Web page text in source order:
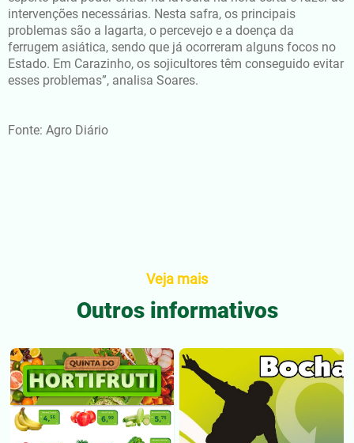
intervenções necessárias. Nesta safra, os principais
problemas são a lagarta, o percevejo e a doença da
ferrugem asiática, sendo que já ocorreram alguns focos no
Estado. Em Carazinho, os sojicultores têm conseguido evitar
esses problemas”, analisa Soares.
Fonte: Agro Diário
Veja mais
Outros informativos